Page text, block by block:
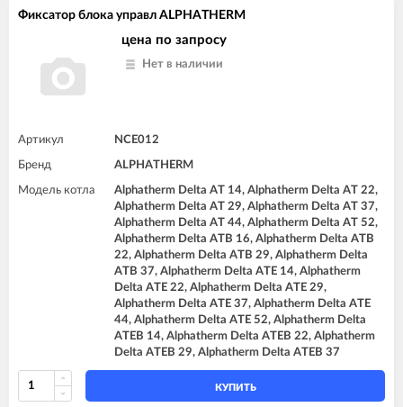
Фиксатор блока управл ALPHATHERM
цена по запросу
Нет в наличии
Артикул NCE012
Бренд ALPHATHERM
Модель котла
Alphatherm Delta AT 14, Alphatherm Delta AT 22,
Alphatherm Delta AT 29, Alphatherm Delta AT 37,
Alphatherm Delta AT 44, Alphatherm Delta AT 52,
Alphatherm Delta ATB 16, Alphatherm Delta ATB
22, Alphatherm Delta ATB 29, Alphatherm Delta
ATB 37, Alphatherm Delta ATE 14, Alphatherm
Delta ATE 22, Alphatherm Delta ATE 29,
Alphatherm Delta ATE 37, Alphatherm Delta ATE
44, Alphatherm Delta ATE 52, Alphatherm Delta
ATEB 14, Alphatherm Delta ATEB 22, Alphatherm
Delta ATEB 29, Alphatherm Delta ATEB 37
КУПИТЬ